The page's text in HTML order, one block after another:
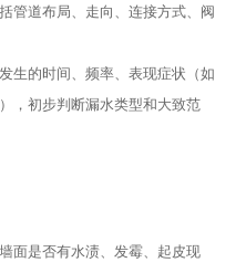
管道布局、走向、连接方式、阀
生的时间、频率、表现症状（如
，初步判断漏水类型和大致范
面是否有水渍、发霉、起皮现